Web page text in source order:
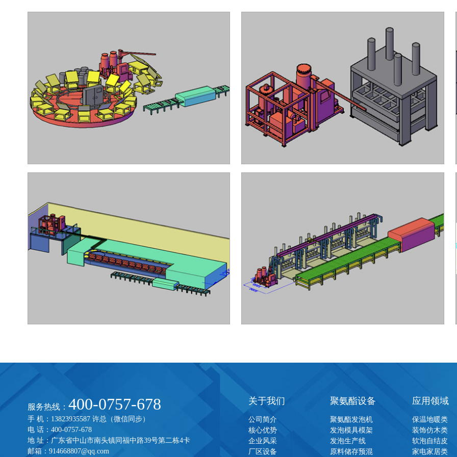
服务热线： 400-0757-678
手 机：13823935587 许总（微信同步）
电 话：400-0757-678
地 址：广东省中山市南头镇同福中路39号第二栋4卡
邮箱：914668807@qq.com
关于我们
公司简介
核心优势
企业风采
厂区设备
聚氨酯设备
聚氨酯发泡机
发泡模具模架
发泡生产线
原料储存预混
应用领域
保温地暖类
装饰仿木类
软泡自结皮
家电家居类